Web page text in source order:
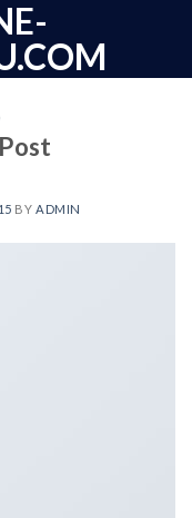
BY ADMIN